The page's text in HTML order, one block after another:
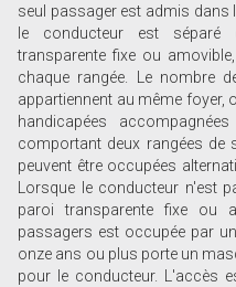
seul passager est admis dans
le conducteur est
transparente fixe ou
chaque rangée. Le nombre
appartiennent au même foyer,
handicapées
comportant deux rangées de
peuvent être occupées
Lorsque le conducteur n'est
paroi transparente fixe ou
passagers est occupée par
onze ans ou plus porte un
pour le conducteur. L'accès